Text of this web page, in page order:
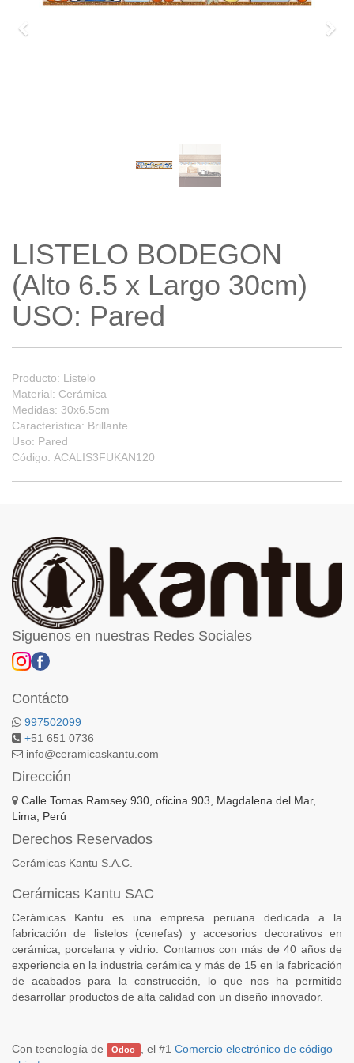
LISTELO BODEGON
(Alto 6.5 x Largo 30cm)
USO: Pared
Producto: Listelo
Material: Cerámica
Medidas: 30x6.5cm
Característica: Brillante
Uso: Pared
Código: ACALIS3FUKAN120
Siguenos en nuestras Redes Sociales
Contácto
997502099
+51 651 0736
info@ceramicaskantu.com
Dirección
Calle Tomas Ramsey 930, oficina 903, Magdalena del Mar,
Lima, Perú
Derechos Reservados
Cerámicas Kantu S.A.C.
Cerámicas Kantu SAC
Cerámicas Kantu es una empresa peruana dedicada a la
fabricación de listelos (cenefas) y accesorios decorativos en
cerámica, porcelana y vidrio. Contamos con más de 40 años de
experiencia en la industria cerámica y más de 15 en la fabricación
de acabados para la construcción, lo que nos ha permitido
desarrollar productos de alta calidad con un diseño innovador.
Con tecnología de Odoo , el #1 Comercio electrónico de código